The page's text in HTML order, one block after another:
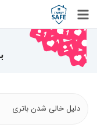
دلیل خالی شدن باتری